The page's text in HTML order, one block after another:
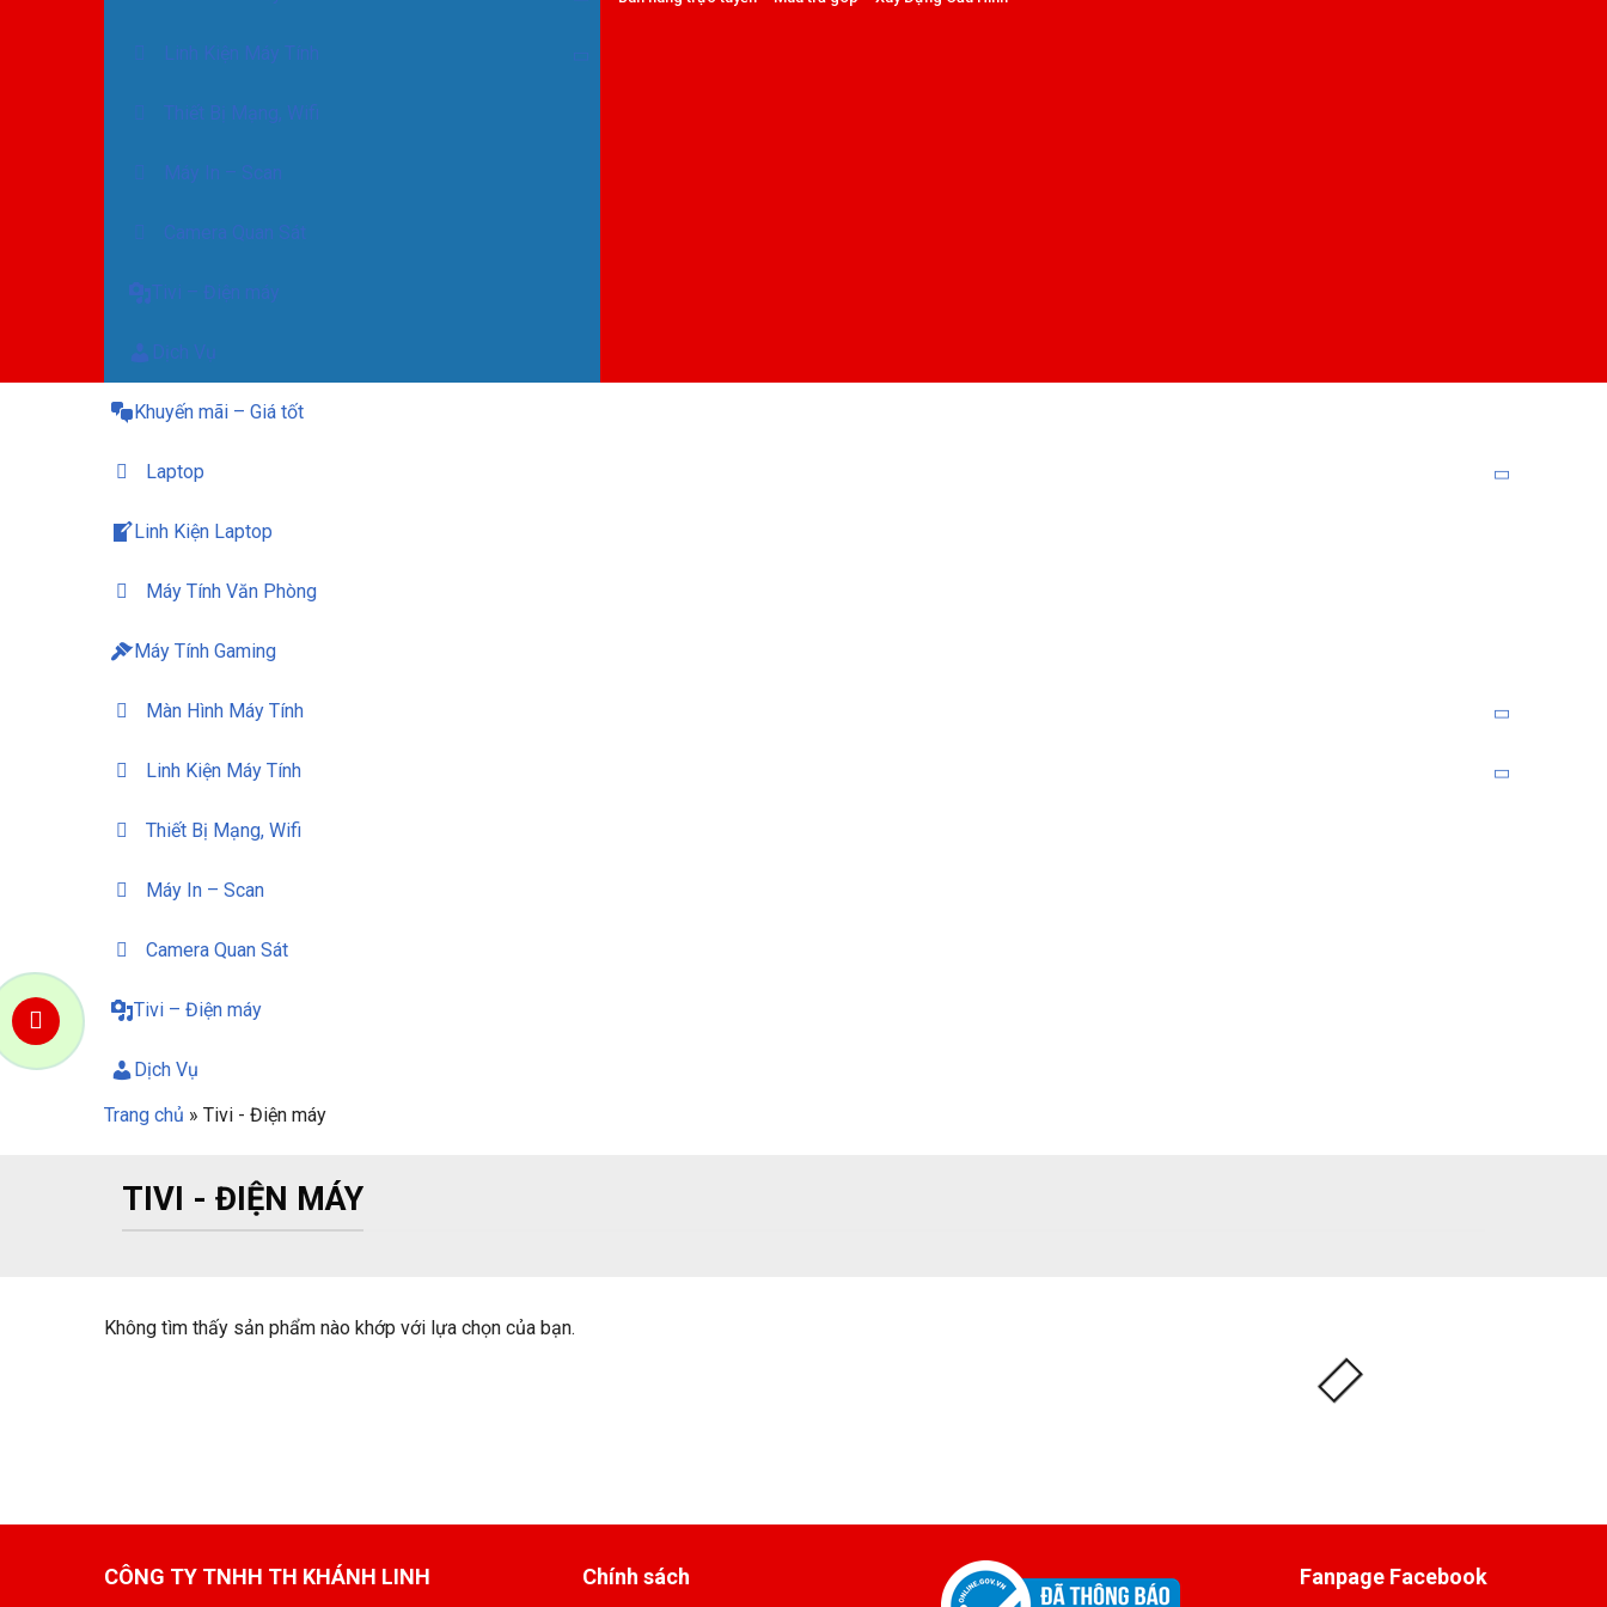
Khuyến mãi – Giá tốt
Laptop
Linh Kiện Laptop
Máy Tính Văn Phòng
Máy Tính Gaming
Màn Hình Máy Tính
Linh Kiện Máy Tính
Thiết Bị Mạng, Wifi
Máy In – Scan
Camera Quan Sát
Tivi – Điện máy
Dịch Vụ
Trang chủ » Tivi - Điện máy
TIVI - ĐIỆN MÁY
Không tìm thấy sản phẩm nào khớp với lựa chọn của bạn.
CÔNG TY TNHH TH KHÁNH LINH Chính sách Fanpage Facebook